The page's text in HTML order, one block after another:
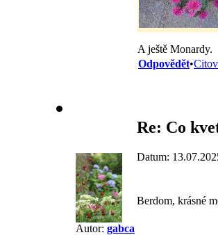
A ještě Monardy.
Odpovědět•
Autor: gabca
Re: Co
Datum:
Berdom, krásné